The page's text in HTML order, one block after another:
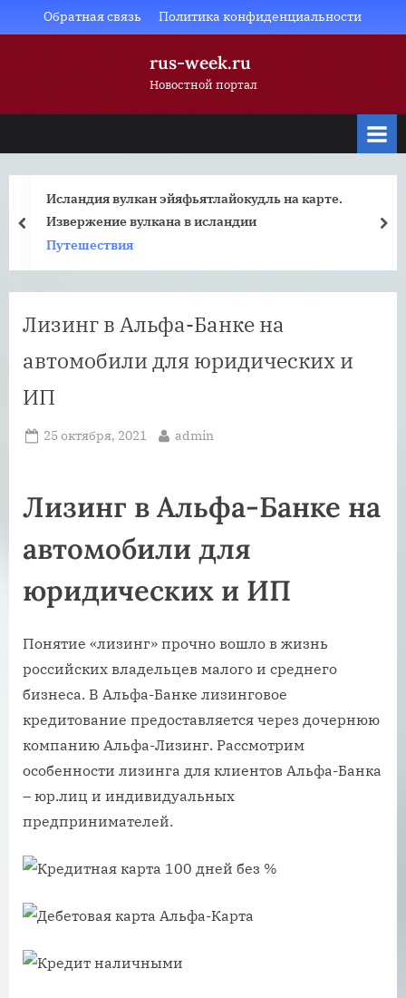
to
Обратная связь Политика конфиденциальности
rus-week.ru
Новостной портал
Исландия вулкан эйяфьятлайокудль на карте.
Извержение вулкана в исландии
Путешествия
prev
Лизинг в Альфа-Банке на
автомобили для юридических и
ИП
Posted
25 октября, 2021 By
admin
Лизинг в Альфа-Банке на
автомобили для
юридических и ИП
Понятие «лизинг» прочно вошло в жизнь
российских владельцев малого и среднего
бизнеса. В Альфа-Банке лизинговое
кредитование предоставляется через дочернюю
компанию Альфа-Лизинг. Рассмотрим
особенности лизинга для клиентов Альфа-Банка
– юр.лиц и индивидуальных
предпринимателей.